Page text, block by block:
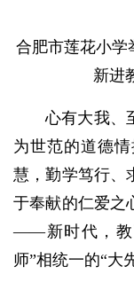
合肥市莲花小学
新进
心有大我、
为世范的道德
慧，勤学笃行、
于奉献的仁爱之
——新时代，教
师”相统一的“大